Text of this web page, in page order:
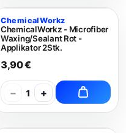
ChemicalWorkz
ChemicalWorkz - Microfiber
Waxing/Sealant Rot -
Applikator 2Stk.
3,90 €
− 1 +